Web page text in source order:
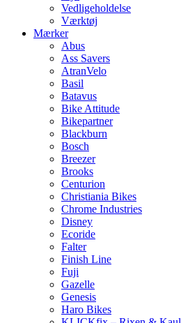
Vedligeholdelse
Værktøj
Mærker
Abus
Ass Savers
AtranVelo
Basil
Batavus
Bike Attitude
Bikepartner
Blackburn
Bosch
Breezer
Brooks
Centurion
Christiania Bikes
Chrome Industries
Disney
Ecoride
Falter
Finish Line
Fuji
Gazelle
Genesis
Haro Bikes